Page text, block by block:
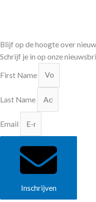
Blijf op de hoogte over
Schrijf je in op onze
First Name
Last Name
Email
Inschrijven